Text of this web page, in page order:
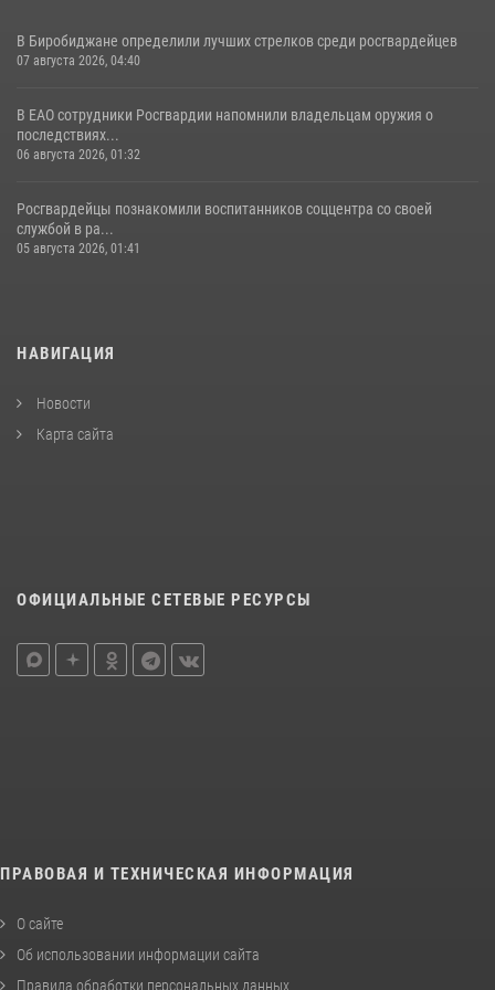
В Биробиджане определили лучших стрелков среди росгвардейцев
07 августа 2026, 04:40
В ЕАО сотрудники Росгвардии напомнили владельцам оружия о
последствиях...
06 августа 2026, 01:32
Росгвардейцы познакомили воспитанников соццентра со своей
службой в ра...
05 августа 2026, 01:41
НАВИГАЦИЯ
Новости
Карта сайта
ОФИЦИАЛЬНЫЕ СЕТЕВЫЕ РЕСУРСЫ
ПРАВОВАЯ И ТЕХНИЧЕСКАЯ ИНФОРМАЦИЯ
О сайте
Об использовании информации сайта
Правила обработки персональных данных